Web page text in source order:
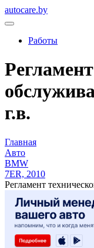
autocare.by
Работы
г.в.
Главная
Авто
BMW
7ER, 2010
Регламент